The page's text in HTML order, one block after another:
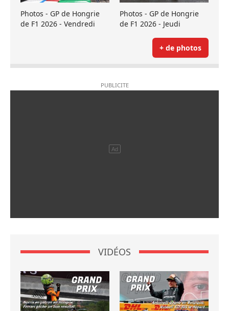
Photos - GP de Hongrie
de F1 2026 - Vendredi
Photos - GP de Hongrie
de F1 2026 - Jeudi
+ de photos
VIDÉOS